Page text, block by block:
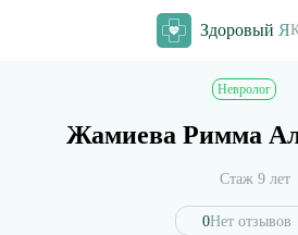
Здоровый Я
Невролог
Жамиева Римма
Стаж 9 лет
0Нет отзывов